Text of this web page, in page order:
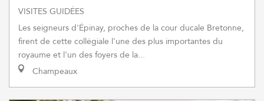
VISITES GUIDÉES
Les seigneurs d'Épinay, proches de la cour ducale Bretonne,
firent de cette collégiale l'une des plus importantes du
royaume et l'un des foyers de la...
Champeaux